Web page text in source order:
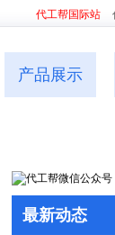
代工帮国际站
产品展示
最新动态